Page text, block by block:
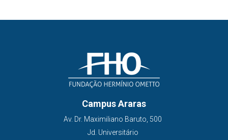
Campus Araras
Av. Dr. Maximiliano Baruto, 500
Jd. Universitário